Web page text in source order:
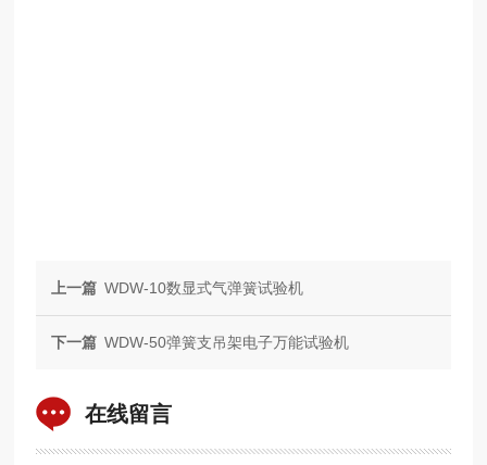
上一篇 WDW-10数显式气弹簧试验机
下一篇 WDW-50弹簧支吊架电子万能试验机
在线留言